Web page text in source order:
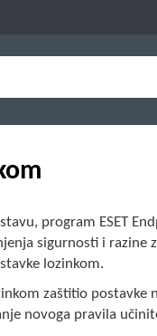
program ESET
sigurnosti i
lozinkom.
zaštitio postavke
novoga pravila